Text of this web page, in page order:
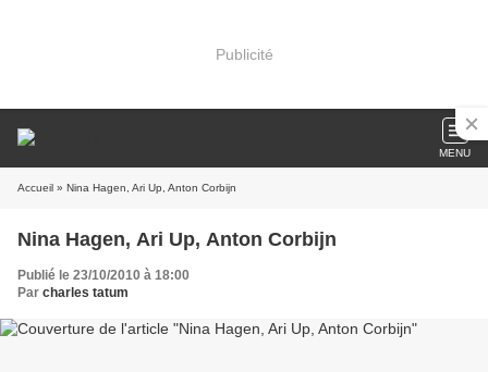
Publicité
MENU
Accueil » Nina Hagen, Ari Up, Anton Corbijn
Nina Hagen, Ari Up, Anton Corbijn
Publié le 23/10/2010 à 18:00
Par charles tatum